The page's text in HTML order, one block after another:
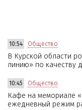
10:54 Общество
В Курской области
линию» по качеству
10:45 Общество
Кафе на мемориале
ежедневный режим